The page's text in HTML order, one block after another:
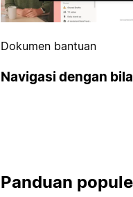
Dokumen bantuan
Navigasi dengan
Panduan